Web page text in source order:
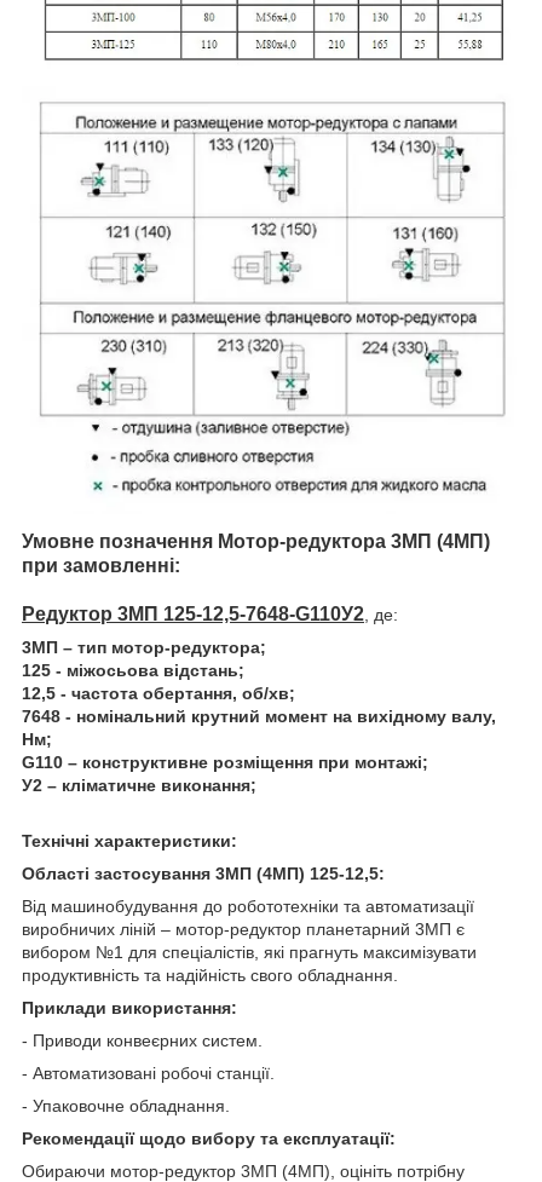
Умовне позначення Мотор-редуктора 3МП (4МП)
при замовленні:
Редуктор 3МП 125-12,5-7648-G110У2 , де:
3МП – тип мотор-редуктора;
125 - міжосьова відстань;
12,5 - частота обертання, об/хв;
7648 - номінальний крутний момент на вихідному валу,
Нм;
G110 – конструктивне розміщення при монтажі;
У2 – кліматичне виконання;
Технічні характеристики:
Області застосування 3МП (4МП) 125-12,5:
Від машинобудування до робототехніки та автоматизації
виробничих ліній – мотор-редуктор планетарний 3МП є
вибором №1 для спеціалістів, які прагнуть максимізувати
продуктивність та надійність свого обладнання.
Приклади використання:
- Приводи конвеєрних систем.
- Автоматизовані робочі станції.
- Упаковочне обладнання.
Рекомендації щодо вибору та експлуатації:
Обираючи мотор-редуктор 3МП (4МП), оцініть потрібну